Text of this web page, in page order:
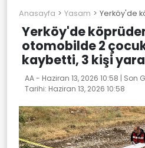
Anasayfa Yasam Yerköy'de
Yerköy'de
otomobilde 2
kaybetti, 3 kişi
AA - Haziran 13, 2026 10:58 | Son
Tarihi: Haziran 13, 2026 10:58